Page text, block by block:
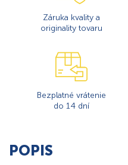
Záruka kvality a
originality tovaru
Bezplatné vrátenie
do 14 dní
POPIS